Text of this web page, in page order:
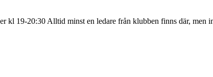
kl 19-20:30 Alltid minst en ledare från klubben finns där,